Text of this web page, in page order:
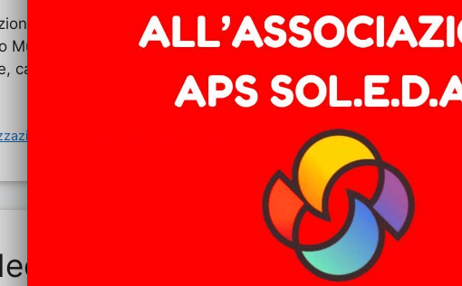
PRC Siracusa/Ragusa Sosteniamo e condividiamo
Muos, sulla situazione di Niscemi. Il Comitato, infatti, pone
capire e pretendere responsabilità su … Leggi tutto
dei territori
e proposte per il rilancio